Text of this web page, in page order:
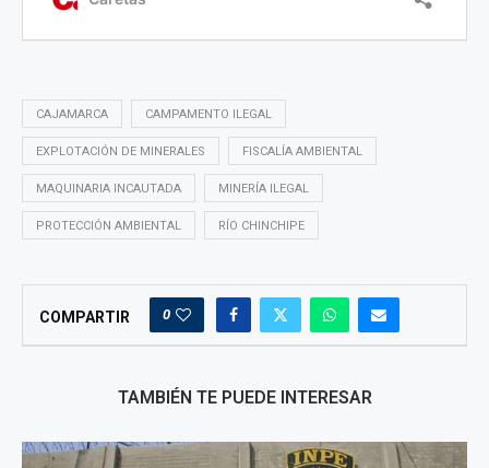
CAJAMARCA CAMPAMENTO ILEGAL
EXPLOTACIÓN DE MINERALES FISCALÍA AMBIENTAL
MAQUINARIA INCAUTADA MINERÍA ILEGAL
PROTECCIÓN AMBIENTAL RÍO CHINCHIPE
COMPARTIR 0
TAMBIÉN TE PUEDE INTERESAR